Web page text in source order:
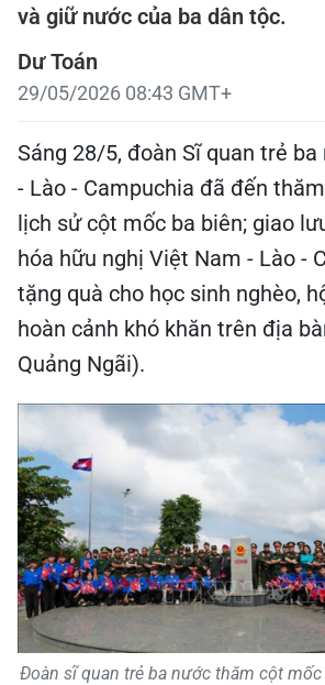
và giữ nước của ba dân tộc.
Dư Toán
29/05/2026 08:43 GMT+
Sáng 28/5, đoàn Sĩ quan trẻ
- Lào - Campuchia đã đến
lịch sử cột mốc ba biên; giao
hóa hữu nghị Việt Nam - Lào -
tặng quà cho học sinh nghèo,
hoàn cảnh khó khăn trên địa
Quảng Ngãi).
Đoàn sĩ quan trẻ ba nước thăm cột